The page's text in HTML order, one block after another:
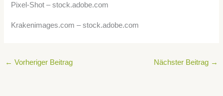
Pixel-Shot– stock.adobe.com
Krakenimages.com – stock.adobe.com
← Vorheriger Beitrag Nächster Beitrag →